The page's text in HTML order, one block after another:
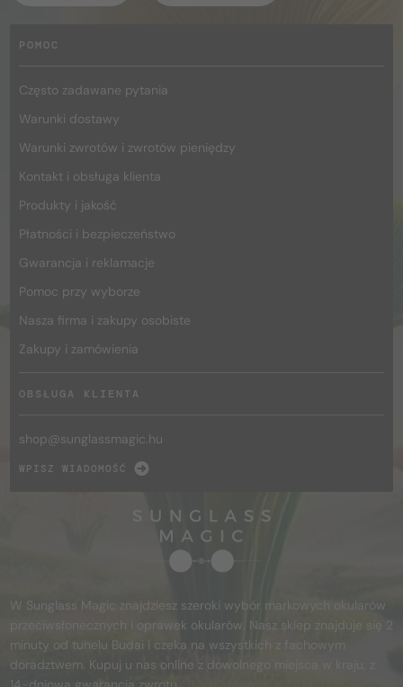
POMOC
Często zadawane pytania
Warunki dostawy
Warunki zwrotów i zwrotów pieniędzy
Kontakt i obsługa klienta
Produkty i jakość
Płatności i bezpieczeństwo
Gwarancja i reklamacje
Pomoc przy wyborze
Nasza firma i zakupy osobiste
Zakupy i zamówienia
OBSŁUGA KLIENTA
shop@sunglassmagic.hu
WPISZ WIADOMOŚĆ
W Sunglass Magic znajdziesz szeroki wybór markowych okularów
przeciwsłonecznych i oprawek okularów. Nasz sklep znajduje się 2
minuty od tunelu Budai i czeka na wszystkich z fachowym
doradztwem. Kupuj u nas online z dowolnego miejsca w kraju, z